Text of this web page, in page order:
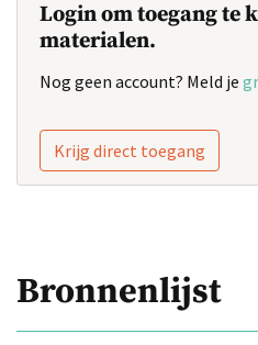
Login om toegang te
materialen.
Nog geen account? Meld je
Krijg direct toegang
Bronnenlijst